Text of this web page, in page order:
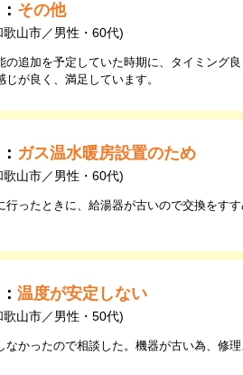
その他
山市／男性・60代)
の追加を予定していた時期に、タイミング
じが良く、満足しています。
ガス温水暖房設置のため
山市／男性・60代)
行ったときに、給湯器が古いので交換をす
温度が安定しない
山市／男性・50代)
なかったので相談した。機器が古い為、修